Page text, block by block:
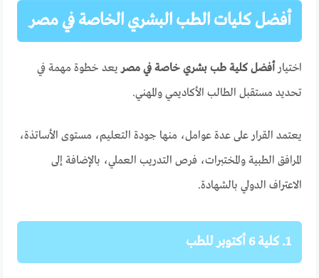
أفضل كليات الطب البشري الخاصة في مصر
اختيارأفضل كلية طب بشري خاصة في مصريعد خطوة مهمة في
تحديد مستقبل الطالب الأكاديمي والمهني.
يعتمد القرار على عدة عوامل، منها جودة التعليم، مستوى الأساتذة،
المرافق الطبية والمختبرات، فرص التدريب العملي، بالإضافة إلى
الاعتراف الدولي بالشهادة.
1. كلية 6 أكتوبر للطب